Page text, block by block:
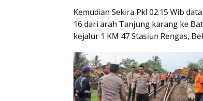
Kemudian Sekira Pkl 02.15 Wib
16 dari arah Tanjung karang ke
kejalur 1 KM 47 Stasiun Rengas,